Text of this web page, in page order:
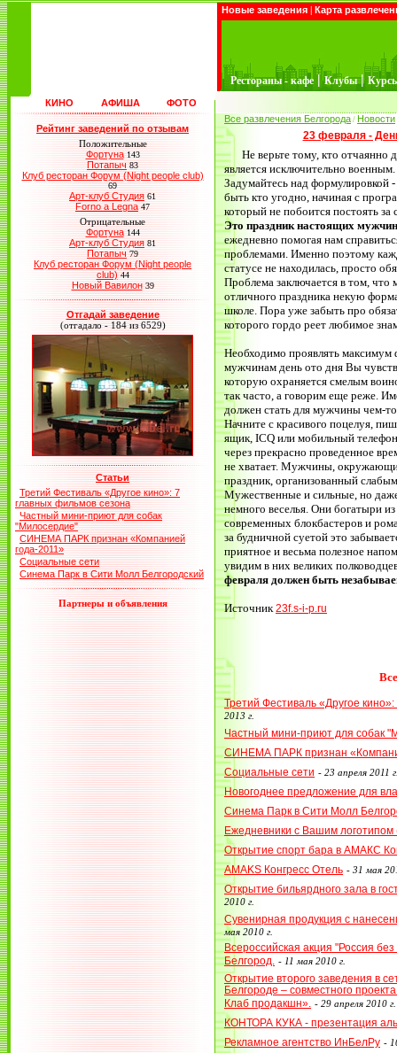
Новые заведения | Карта
Рестораны - кафе | Клубы |
КИНО АФИША ФОТО
Рейтинг заведений по отзывам
Положительные
Фортуна 143
Потапыч 83
Клуб ресторан Форум (Night people club)
69
Арт-клуб Студия 61
Forno a Legna 47
Отрицательные
Фортуна 144
Арт-клуб Студия 81
Потапыч 79
Клуб ресторан Форум (Night people
club) 44
Новый Вавилон 39
Отгадай заведение
(отгадало - 184 из 6529)
Статьи
Третий Фестиваль «Другое кино»: 7
главных фильмов сезона
Частный мини-приют для собак
"Милосердие"
СИНЕМА ПАРК признан «Компанией
года-2011»
Социальные сети
Синема Парк в Сити Молл Белгородский
Партнеры и объявления
Все развлечения Белгорода / Новости
23 февраля -
Не верьте тому, кто отчаянно
является исключительно военным.
Задумайтесь над формулировкой -
быть кто угодно, начиная с
который не побоится постоять за
Это праздник настоящих мужчин
ежедневно помогая нам
проблемами. Именно поэтому
статусе не находилась, просто
Проблема заключается в том, что
отличного праздника некую
школе. Пора уже забыть про
которого гордо реет любимое
Необходимо проявлять максимум
мужчинам день ото дня Вы
которую охраняется смелым
так часто, а говорим еще реже.
должен стать для мужчины чем-
Начните с красивого поцелуя,
ящик, ICQ или мобильный
через прекрасно проведенное
не хватает. Мужчины,
праздник, организованный
Мужественные и сильные, но
немного веселья. Они богатыри
современных блокбастеров и
за будничной суетой это
приятное и весьма полезное
увидим в них великих
февраля должен быть
Источник23f.s-i-p.ru
Третий Фестиваль «Другое
2013 г.
Частный мини-приют для собак
СИНЕМА ПАРК признан
Социальные сети - 23 апреля 2011
Новогоднее предложение для
Синема Парк в Сити Молл
Ежедневники с Вашим логотипом
Открытие спорт бара в АМАКС
AMAKS Конгресс Отель - 31 мая
Открытие бильярдного зала в
2010 г.
Сувенирная продукция с
мая 2010 г.
Всероссийская акция "Россия
Белгород.
- 11 мая 2010 г.
Открытие второго заведения в
Белгороде – совместного
Клаб продакшн». - 29 апреля 2010 г.
КОНТОРА КУКА - презентация
Рекламное агентство ИнБелРу -